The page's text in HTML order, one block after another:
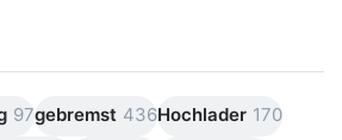
97gebremst 436Hochlader 170